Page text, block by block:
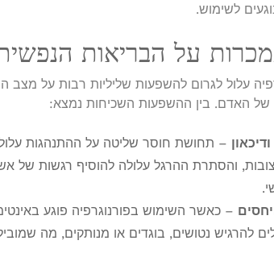
לשימוש.
על הבריאות
עלול לגרום להשפעות שליליות רבות על מצב
של האדם. בין ההשפעות השכיחות נמצא:
– תחושת חוסר שליטה על ההתנהגות
והסתרת ההרגל עלולה להוסיף רגשות של
– כאשר השימוש בפורנוגרפיה פוגע
להרגיש נטושים, בוגדים או מנותקים, מה